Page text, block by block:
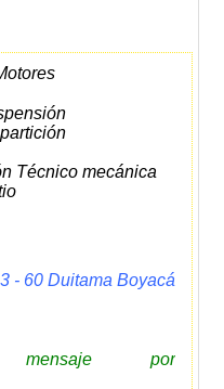
Técnico mecánica
- 60 Duitama Boyacá
mensaje por